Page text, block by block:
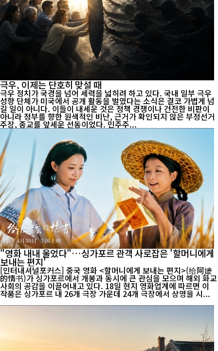
극우, 이제는 단호히 맞설 때
극우 정치가 국경을 넘어 세력을 넓히려 하고 있다. 국내 일부 극우
성향 단체가 미국에서 공개 활동을 벌였다는 소식은 결코 가볍게 넘
길 일이 아니다. 이들이 내세운 것은 정책 경쟁이나 건전한 비판이
아니라 정부를 향한 원색적인 비난, 근거가 확인되지 않은 부정선거
주장, 종교를 앞세운 선동이었다. 민주주...
"영화 내내 울었다"…싱가포르 관객 사로잡은 '할머니에게
보내는 편지'
[인터내셔널포커스] 중국 영화 <할머니에게 보내는 편지>(给阿嬷
的情书)가 싱가포르에서 개봉과 동시에 큰 관심을 모으며 해외 화교
사회의 공감을 이끌어내고 있다. 18일 현지 영화업계에 따르면 이
작품은 싱가포르 내 26개 극장 가운데 24개 극장에서 상영을 시...